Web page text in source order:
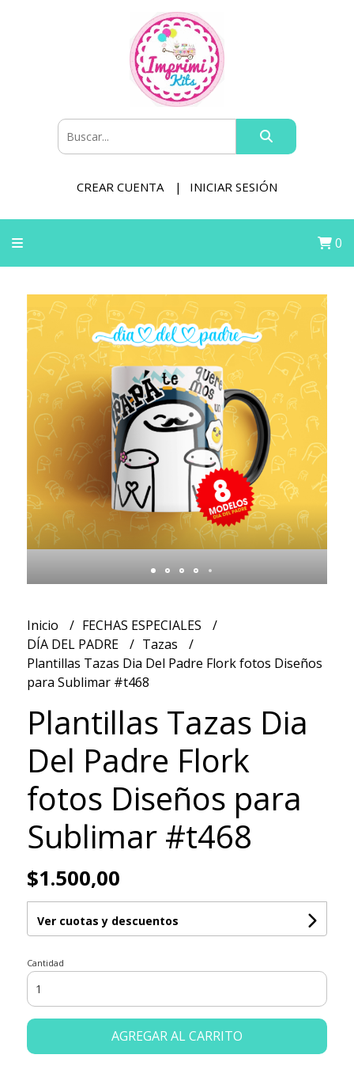
CREAR CUENTA INICIAR SESIÓN
0
Inicio
FECHAS ESPECIALES
DÍA DEL PADRE
Tazas
Plantillas Tazas Dia Del Padre Flork fotos Diseños
para Sublimar #t468
Plantillas Tazas Dia
Del Padre Flork
fotos Diseños para
Sublimar #t468
$1.500,00
Ver cuotas y descuentos
Cantidad
AGREGAR AL CARRITO